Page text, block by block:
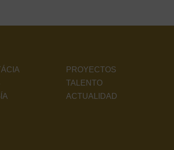
PROYECTOS
TALENTO
ACTUALIDAD